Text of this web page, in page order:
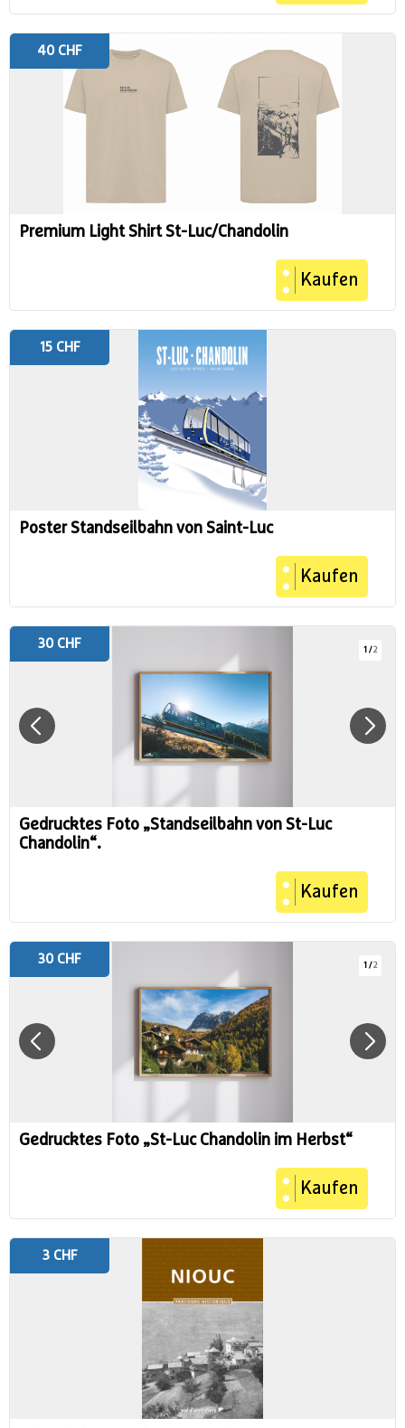
Premium Light Shirt St-Luc/Chandolin
Kaufen
40 CHF
Poster Standseilbahn von Saint-Luc
Kaufen
15 CHF
1 /2
Gedrucktes Foto „Standseilbahn von St-Luc
Chandolin“.
Kaufen
30 CHF
1 /2
Gedrucktes Foto „St-Luc Chandolin im Herbst“
Kaufen
30 CHF
3 CHF